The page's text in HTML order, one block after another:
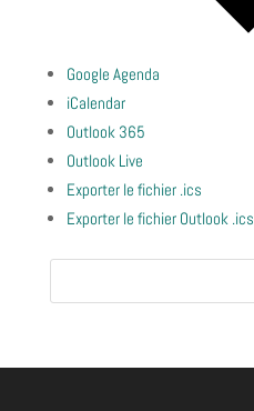
Google Agenda
iCalendar
Outlook 365
Outlook Live
Exporter le fichier .ics
Exporter le fichier Outlook .ics